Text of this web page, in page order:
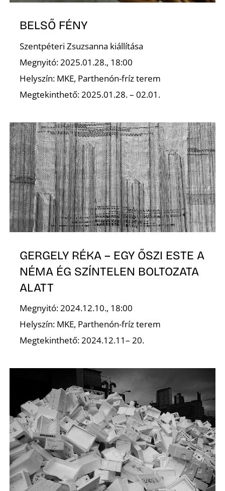
BELSŐ FÉNY
Szentpéteri Zsuzsanna kiállítása
Megnyitó: 2025.01.28., 18:00
Helyszín: MKE, Parthenón-fríz terem
Megtekinthető: 2025.01.28. – 02.01.
GERGELY RÉKA – EGY ŐSZI ESTE A
NÉMA ÉG SZÍNTELEN BOLTOZATA
ALATT
Megnyitó: 2024.12.10., 18:00
Helyszín: MKE, Parthenón-fríz terem
Megtekinthető: 2024.12.11– 20.